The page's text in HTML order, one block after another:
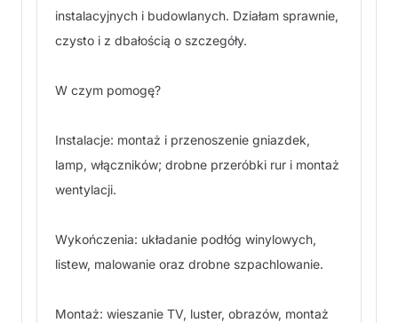
instalacyjnych i budowlanych. Działam sprawnie,
czysto i z dbałością o szczegóły.
W czym pomogę?
Instalacje: montaż i przenoszenie gniazdek,
lamp, włączników; drobne przeróbki rur i montaż
wentylacji.
Wykończenia: układanie podłóg winylowych,
listew, malowanie oraz drobne szpachlowanie.
Montaż: wieszanie TV, luster, obrazów, montaż